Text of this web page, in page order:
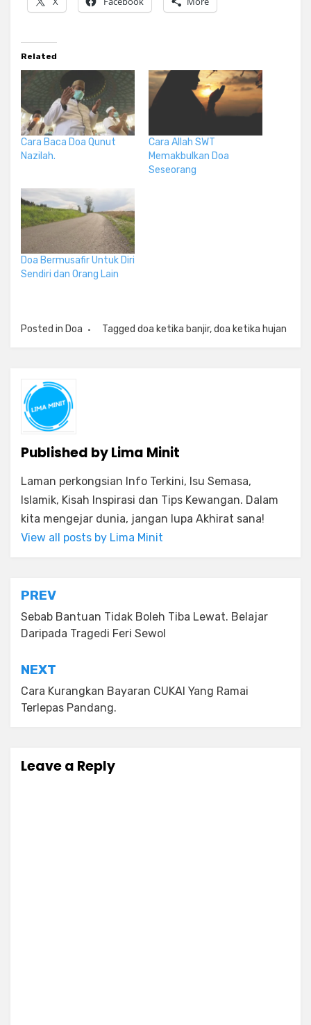
Related
Cara Baca Doa Qunut
Nazilah.
Cara Allah SWT
Memakbulkan Doa
Seseorang
Doa Bermusafir Untuk Diri
Sendiri dan Orang Lain
Posted in Doa Tagged doa ketika banjir,doa ketika hujan
Published byLima Minit
Laman perkongsian Info Terkini, Isu Semasa,
Islamik, Kisah Inspirasi dan Tips Kewangan. Dalam
kita mengejar dunia, jangan lupa Akhirat sana!
View all posts by Lima Minit
Post
navigation
PREV
Sebab Bantuan Tidak Boleh Tiba Lewat. Belajar
Daripada Tragedi Feri Sewol
NEXT
Cara Kurangkan Bayaran CUKAI Yang Ramai
Terlepas Pandang.
Leave a Reply